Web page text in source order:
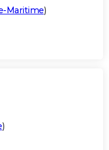
Maritime)
)